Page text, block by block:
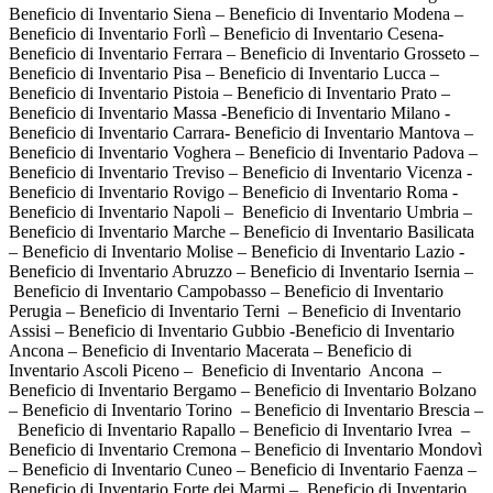
Beneficio di Inventario Siena – Beneficio di Inventario Modena –
Beneficio di Inventario Forlì – Beneficio di Inventario Cesena-
Beneficio di Inventario Ferrara – Beneficio di Inventario Grosseto –
Beneficio di Inventario Pisa – Beneficio di Inventario Lucca –
Beneficio di Inventario Pistoia – Beneficio di Inventario Prato –
Beneficio di Inventario Massa -Beneficio di Inventario Milano -
Beneficio di Inventario Carrara- Beneficio di Inventario Mantova –
Beneficio di Inventario Voghera – Beneficio di Inventario Padova –
Beneficio di Inventario Treviso – Beneficio di Inventario Vicenza -
Beneficio di Inventario Rovigo – Beneficio di Inventario Roma -
Beneficio di Inventario Napoli – Beneficio di Inventario Umbria –
Beneficio di Inventario Marche – Beneficio di Inventario Basilicata
– Beneficio di Inventario Molise – Beneficio di Inventario Lazio -
Beneficio di Inventario Abruzzo – Beneficio di Inventario Isernia –
Beneficio di Inventario Campobasso – Beneficio di Inventario
Perugia – Beneficio di Inventario Terni – Beneficio di Inventario
Assisi – Beneficio di Inventario Gubbio -Beneficio di Inventario
Ancona – Beneficio di Inventario Macerata – Beneficio di
Inventario Ascoli Piceno – Beneficio di Inventario Ancona –
Beneficio di Inventario Bergamo – Beneficio di Inventario Bolzano
– Beneficio di Inventario Torino – Beneficio di Inventario Brescia –
Beneficio di Inventario Rapallo – Beneficio di Inventario Ivrea –
Beneficio di Inventario Cremona – Beneficio di Inventario Mondovì
– Beneficio di Inventario Cuneo – Beneficio di Inventario Faenza –